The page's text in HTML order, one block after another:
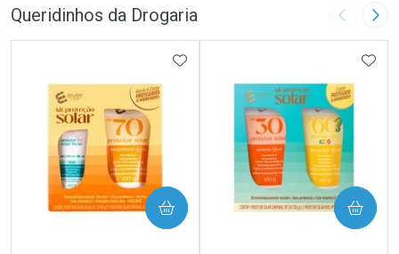
Queridinhos da Drogaria Imagem
ADICIONAR AOS FAVORITOS
COMPRAR COMPRAR